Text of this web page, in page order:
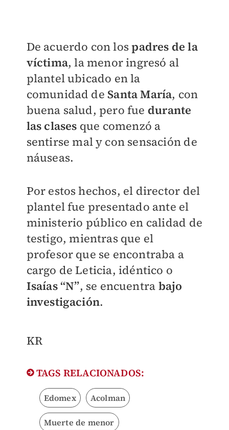
De acuerdo con lospadres de la
víctima, la menor ingresó al
plantel ubicado en la
comunidad de Santa María, con
buena salud, pero fue durante
las clases que comenzó a
sentirse mal y con sensación de
náuseas.
Por estos hechos, el director del
plantel fue presentado ante el
ministerio público en calidad de
testigo, mientras que el
profesor que se encontraba a
cargo de Leticia, idéntico o
Isaías “N”, se encuentra bajo
investigación.
KR
TAGS RELACIONADOS:
Edomex Acolman
Muerte de menor